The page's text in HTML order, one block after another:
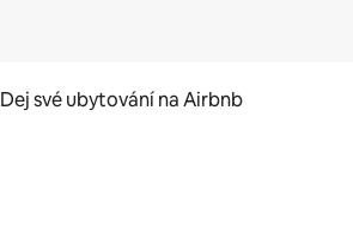
Dej své ubytování na Airbnb